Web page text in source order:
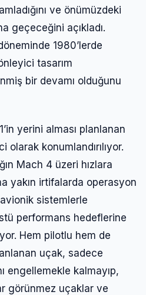
ve önümüzdeki
geçeceğini açıkladı.
1980’lerde
tasarım
bir devamı olduğunu
yerini alması planlanan
konumlandırılıyor.
Mach 4 üzeri hızlara
yakın irtifalarda operasyon
sistemlerle
performans hedeflerine
Hem pilotlu hem de
uçak, sadece
engellemekle kalmayıp,
görünmez uçaklar ve